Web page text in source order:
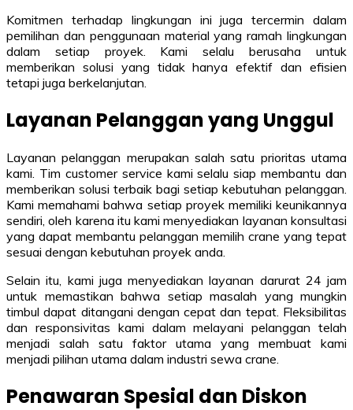
Komitmen terhadap lingkungan ini juga tercermin dalam
pemilihan dan penggunaan material yang ramah lingkungan
dalam setiap proyek. Kami selalu berusaha untuk
memberikan solusi yang tidak hanya efektif dan efisien
tetapi juga berkelanjutan.
Layanan Pelanggan yang Unggul
Layanan pelanggan merupakan salah satu prioritas utama
kami. Tim customer service kami selalu siap membantu dan
memberikan solusi terbaik bagi setiap kebutuhan pelanggan.
Kami memahami bahwa setiap proyek memiliki keunikannya
sendiri, oleh karena itu kami menyediakan layanan konsultasi
yang dapat membantu pelanggan memilih crane yang tepat
sesuai dengan kebutuhan proyek anda.
Selain itu, kami juga menyediakan layanan darurat 24 jam
untuk memastikan bahwa setiap masalah yang mungkin
timbul dapat ditangani dengan cepat dan tepat. Fleksibilitas
dan responsivitas kami dalam melayani pelanggan telah
menjadi salah satu faktor utama yang membuat kami
menjadi pilihan utama dalam industri sewa crane.
Penawaran Spesial dan Diskon